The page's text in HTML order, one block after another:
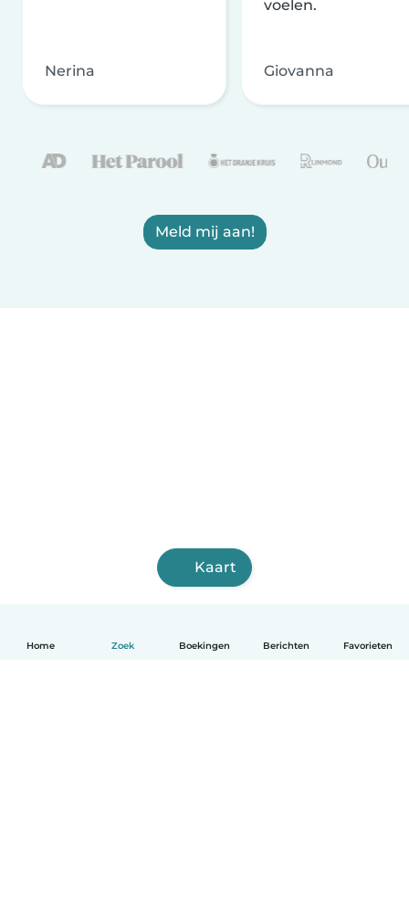
Home Zoek Boekingen Berichten Favorieten
Nerina
voelen.
Giovanna
Meld mij aan!
Kaart